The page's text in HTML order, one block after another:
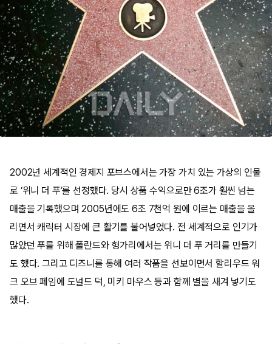
2002년 세계적인 경제지 포브스에서는 가장 가치 있는 가상의 인물
로 ‘위니 더 푸’를 선정했다. 당시 상품 수익으로만 6조가 훨씬 넘는
매출을 기록했으며 2005년에도 6조 7천억 원에 이르는 매출을 올
리면서 캐릭터 시장에 큰 활기를 불어넣었다. 전 세계적으로 인기가
많았던 푸를 위해 폴란드와 헝가리에서는 위니 더 푸 거리를 만들기
도 했다. 그리고 디즈니를 통해 여러 작품을 선보이면서 할리우드 워
크 오브 페임에 도널드 덕, 미키 마우스 등과 함께 별을 새겨 넣기도
했다.